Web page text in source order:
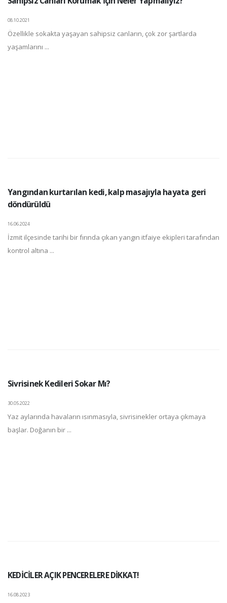
08.10.2021
Özellikle sokakta yaşayan sahipsiz canların, çok zor şartlarda
yaşamlarını ...
Yangından kurtarılan kedi, kalp masajıyla hayata geri
döndürüldü
16.06.2024
İzmit ilçesinde tarihi bir fırında çıkan yangın itfaiye ekipleri tarafından
kontrol altına ...
Sivrisinek Kedileri Sokar Mı?
30.05.2022
Yaz aylarında havaların ısınmasıyla, sivrisinekler ortaya çıkmaya
başlar. Doğanın bir ...
KEDİCİLER AÇIK PENCERELERE DİKKAT!
16.08.2023